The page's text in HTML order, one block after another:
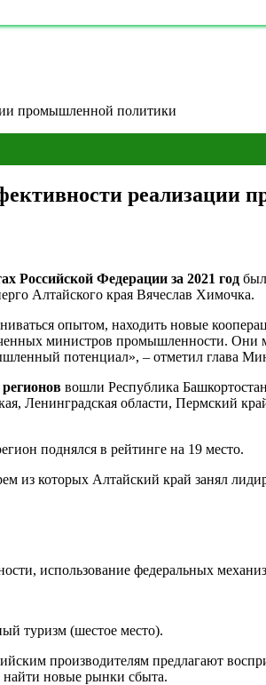
промышленной политики
реализации
Российской Федерации за 2021 год
Алтайского края Вячеслав Химочка.
опытом, находить новые
министров промышленности. Они
потенциал», – отметил глава
вошли Республика
Ленинградская области, Пермский
поднялся в рейтинге на 19 место.
из которых Алтайский край занял
использование федеральных
туризм (шестое место).
производителям предлагают
новые рынки сбыта.